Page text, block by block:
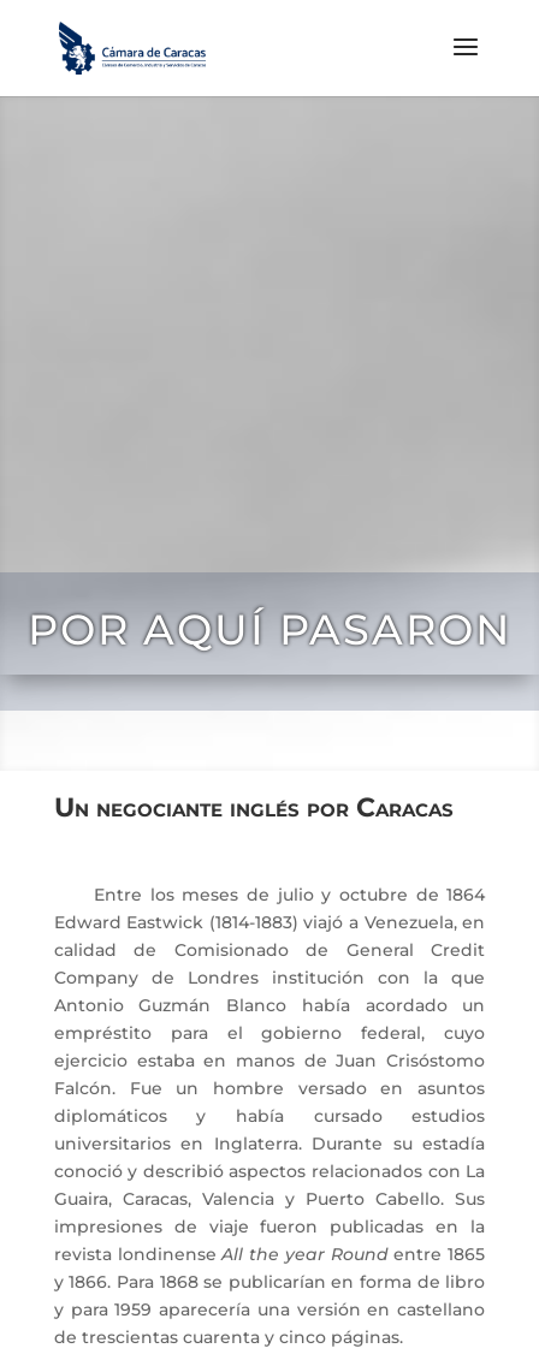
POR AQUÍ PASARON
Un negociante inglés por Caracas
Entre los meses de julio y octubre de 1864
Edward Eastwick (1814-1883) viajó a Venezuela, en
calidad de Comisionado de General Credit
Company de Londres institución con la que
Antonio Guzmán Blanco había acordado un
empréstito para el gobierno federal, cuyo
ejercicio estaba en manos de Juan Crisóstomo
Falcón. Fue un hombre versado en asuntos
diplomáticos y había cursado estudios
universitarios en Inglaterra. Durante su estadía
conoció y describió aspectos relacionados con La
Guaira, Caracas, Valencia y Puerto Cabello. Sus
impresiones de viaje fueron publicadas en la
revista londinenseAll the year Roundentre 1865
y 1866. Para 1868 se publicarían en forma de libro
y para 1959 aparecería una versión en castellano
de trescientas cuarenta y cinco páginas.